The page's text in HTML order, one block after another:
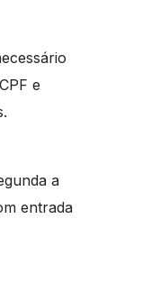
e
a
entrada